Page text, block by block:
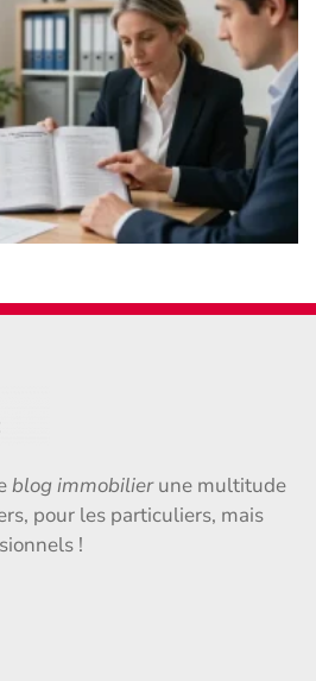
blog immobilierune multitude
pour les particuliers, mais
!